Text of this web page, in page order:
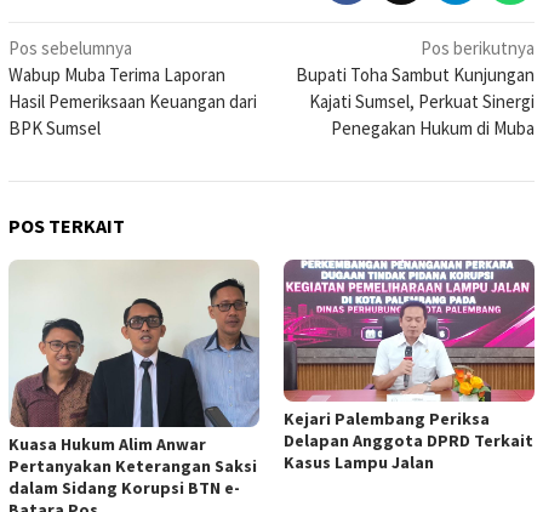
Navigasi
pos
Pos sebelumnya
Wabup Muba Terima Laporan
Hasil Pemeriksaan Keuangan dari
BPK Sumsel
Pos berikutnya
Bupati Toha Sambut Kunjungan
Kajati Sumsel, Perkuat Sinergi
Penegakan Hukum di Muba
POS TERKAIT
Kuasa Hukum Alim Anwar
Pertanyakan Keterangan Saksi
dalam Sidang Korupsi BTN e-
Kejari Palembang Periksa
Delapan Anggota DPRD Terkait
Kasus Lampu Jalan